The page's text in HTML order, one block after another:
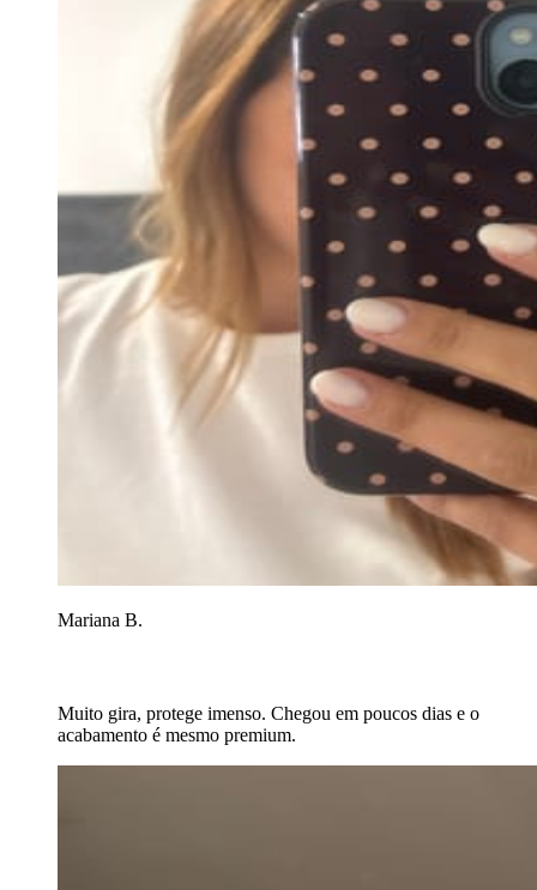
Mariana B.
Muito gira, protege imenso. Chegou em poucos dias e o
acabamento é mesmo premium.